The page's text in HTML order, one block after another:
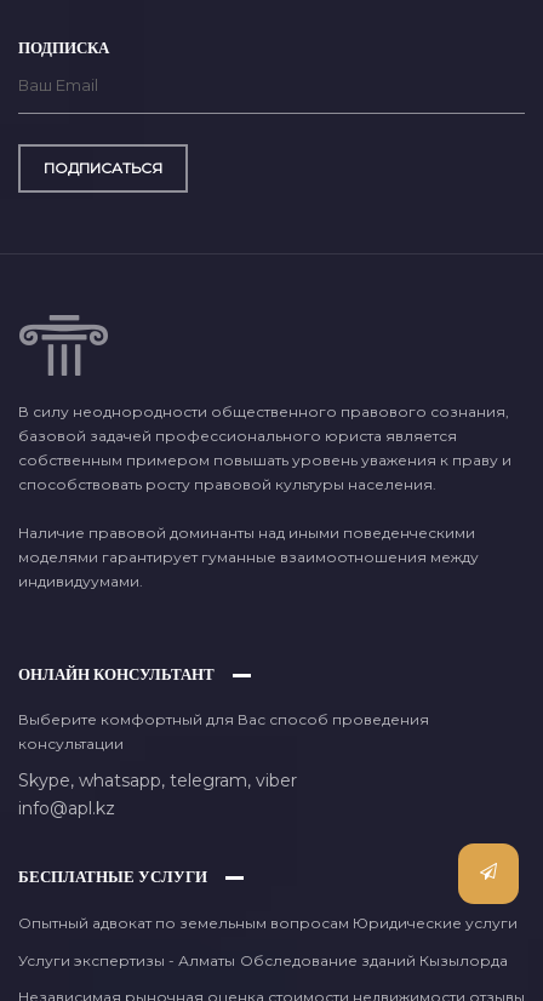
ПОДПИСКА
ПОДПИСАТЬСЯ
В силу неоднородности общественного правового сознания,
базовой задачей профессионального юриста является
собственным примером повышать уровень уважения к праву и
способствовать росту правовой культуры населения.
Наличие правовой доминанты над иными поведенческими
моделями гарантирует гуманные взаимоотношения между
индивидуумами.
ОНЛАЙН КОНСУЛЬТАНТ
Выберите комфортный для Вас способ проведения
консультации
Skype, whatsapp, telegram, viber
info@apl.kz
БЕСПЛАТНЫЕ УСЛУГИ
Опытный адвокат по земельным вопросам Юридические услуги
Услуги экспертизы - Алматы Обследование зданий Кызылорда
Независимая рыночная оценка стоимости недвижимости отзывы